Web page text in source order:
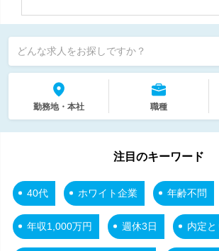
どんな求人をお探しですか？
勤務地・本社 職種
注目のキーワード
40代 ホワイト企業 年齢不問
年収1,000万円 週休3日 内定